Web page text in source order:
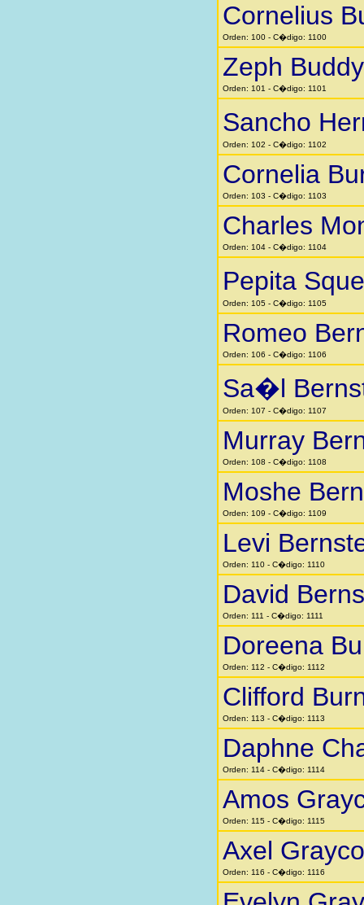
Cornelius
Orden: 100 - C�digo: 1100
Zeph
Orden: 101 - C�digo: 1101
Sancho
Orden: 102 - C�digo: 1102
Cornelia
Orden: 103 - C�digo: 1103
Charles
Orden: 104 - C�digo: 1104
Pepita
Orden: 105 - C�digo: 1105
Romeo
Orden: 106 - C�digo: 1106
Sa�l
Orden: 107 - C�digo: 1107
Murray
Orden: 108 - C�digo: 1108
Moshe
Orden: 109 - C�digo: 1109
Levi
Orden: 110 - C�digo: 1110
David
Orden: 111 - C�digo: 1111
Doreena
Orden: 112 - C�digo: 1112
Clifford
Orden: 113 - C�digo: 1113
Daphne
Orden: 114 - C�digo: 1114
Amos
Orden: 115 - C�digo: 1115
Axel
Orden: 116 - C�digo: 1116